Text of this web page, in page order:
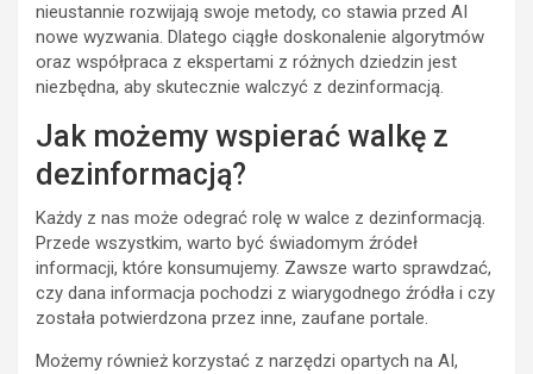
nieustannie rozwijają swoje metody, co stawia przed AI
nowe wyzwania. Dlatego ciągłe doskonalenie algorytmów
oraz współpraca z ekspertami z różnych dziedzin jest
niezbędna, aby skutecznie walczyć z dezinformacją.
Jak możemy wspierać walkę z
dezinformacją?
Każdy z nas może odegrać rolę w walce z dezinformacją.
Przede wszystkim, warto być świadomym źródeł
informacji, które konsumujemy. Zawsze warto sprawdzać,
czy dana informacja pochodzi z wiarygodnego źródła i czy
została potwierdzona przez inne, zaufane portale.
Możemy również korzystać z narzędzi opartych na AI,